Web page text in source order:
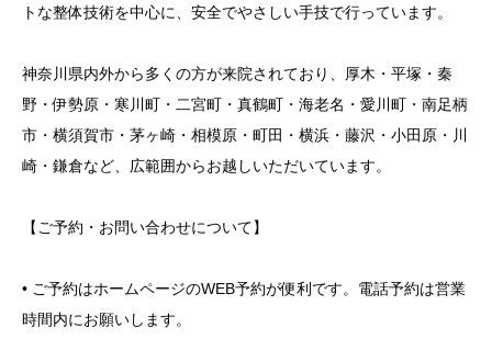
トな整体技術を中心に、安全でやさしい手技で行っています。
神奈川県内外から多くの方が来院されており、厚木・平塚・秦
野・伊勢原・寒川町・二宮町・真鶴町・海老名・愛川町・南足柄
市・横須賀市・茅ヶ崎・相模原・町田・横浜・藤沢・小田原・川
崎・鎌倉など、広範囲からお越しいただいています。
【ご予約・お問い合わせについて】
• ご予約はホームページのWEB予約が便利です。電話予約は営業
時間内にお願いします。